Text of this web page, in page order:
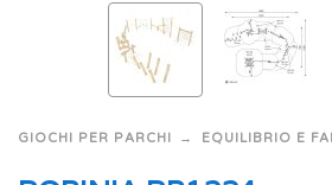
GIOCHI PER PARCHI EQUILIBRIO E